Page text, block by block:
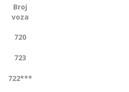
Broj
voza
720
723
722***